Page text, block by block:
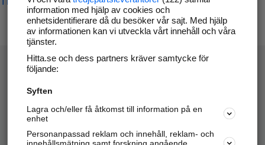
Hitta.se - Gratis nummerupplysning.
Sök företag, personer och platser.
Hitta telefonnummer, adresser, företagsinfo mm.
information med hjälp av cookies och
enhetsidentifierare då du besöker vår sajt. Med hjälp
av informationen kan vi utveckla vårt innehåll och våra
tjänster.
Hitta.se och dess partners kräver samtycke för
följande:
Syften
Lagra och/eller få åtkomst till information på en
enhet
Personanpassad reklam och innehåll, reklam- och
innehållsmätning samt forskning angående